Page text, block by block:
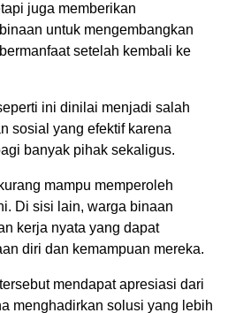
juga memberikan
untuk mengembangkan
setelah kembali ke
ini dinilai menjadi salah
sosial yang efektif karena
banyak pihak sekaligus.
mampu memperoleh
Di sisi lain, warga binaan
kerja nyata yang dapat
diri dan kemampuan mereka.
mendapat apresiasi dari
menghadirkan solusi yang lebih